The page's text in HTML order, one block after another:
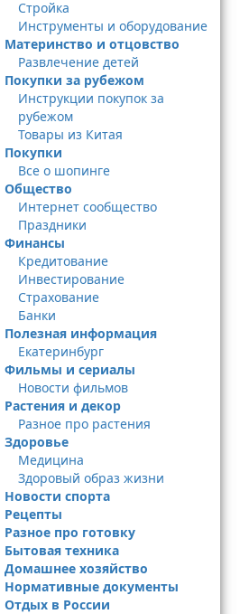
Стройка
Инструменты и оборудование
Материнство и отцовство
Развлечение детей
Покупки за рубежом
Инструкции покупок за
рубежом
Товары из Китая
Покупки
Все о шопинге
Общество
Интернет сообщество
Праздники
Финансы
Кредитование
Инвестирование
Страхование
Банки
Полезная информация
Екатеринбург
Фильмы и сериалы
Новости фильмов
Растения и декор
Разное про растения
Здоровье
Медицина
Здоровый образ жизни
Новости спорта
Рецепты
Разное про готовку
Бытовая техника
Домашнее хозяйство
Нормативные документы
Отдых в России